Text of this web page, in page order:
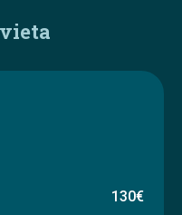
130€